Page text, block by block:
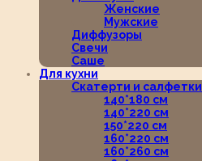
Женские
Мужские
Диффузоры
Свечи
Саше
Для кухни
Скатерти и салфетки
140*180 см
140*220 см
150*220 см
160*220 см
160*260 см